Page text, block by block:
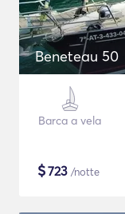
Beneteau 50
Barca a vela
$723 /notte